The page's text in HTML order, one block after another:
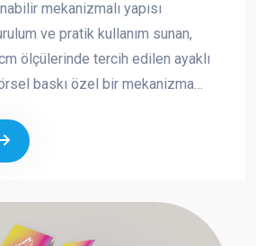
mekanizmalı yapısı
ve pratik kullanım sunan,
ölçülerinde tercih edilen ayaklı
baskı özel bir mekanizma
istendiğinde ise tekrar
sarılır. Hafif yapısı ve
en çok tercih edilen reklam